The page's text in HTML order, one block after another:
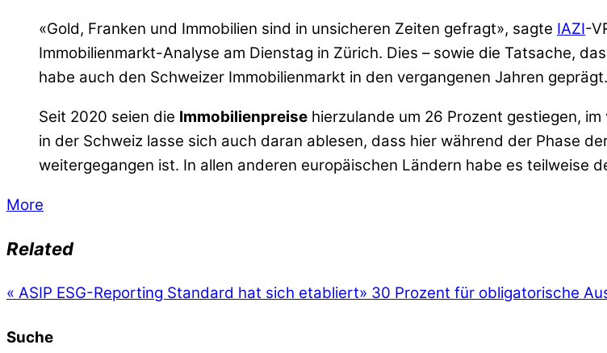
«Gold, Franken und Immobilien sind in unsicheren Zeiten gefragt», sagte IAZI-
Immobilienmarkt-Analyse am Dienstag in Zürich. Dies – sowie die Tatsache,
habe auch den Schweizer Immobilienmarkt in den vergangenen Jahren geprägt.
Seit 2020 seien die Immobilienpreise hierzulande um 26 Prozent gestiegen,
in der Schweiz lasse sich auch daran ablesen, dass hier während der Phase
weitergegangen ist. In allen anderen europäischen Ländern habe es teilweise
More
Related
« ASIP ESG-Reporting Standard hat sich etabliert» 30 Prozent für obligatorische
Suche